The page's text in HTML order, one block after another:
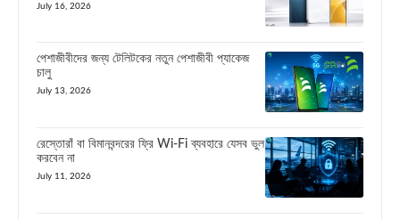
July 16, 2026
পেশাজীবীদের জন্য টেলিটকের নতুন পেশাজীবী প্যাকেজ
চালু
July 13, 2026
রেস্তোরাঁ বা বিমানবন্দরের ফ্রি Wi-Fi ব্যবহারে যেসব ভুল
করবেন না
July 11, 2026